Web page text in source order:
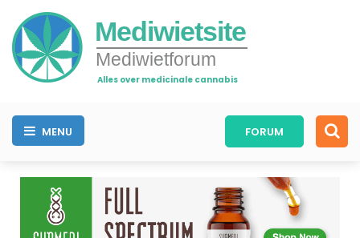
Mediwietsite
Mediwietforum
Alles over medicinale cannabis
MENU FORUM